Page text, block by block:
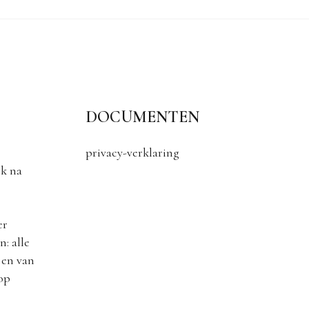
na
alle
van
DOCUMENTEN
privacy-verklaring